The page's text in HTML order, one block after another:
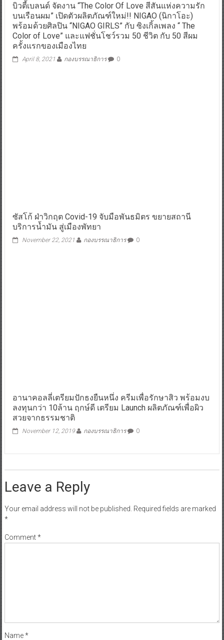
บิวตี้เบลนด์ จัดงาน “The Color Of Love สีสันแห่งความรัก
บนเรือนผม” เปิดตัวผลิตภัณฑ์ใหม่!! NIGAO (นิกาโอะ)
พร้อมด้วยศิลปิน “NIGAO GIRLS” กับ ซิงเกิ้ลเพลง “ The
Color of Love” และแฟชั่นโชว์รวม 50 ชีวิต กับ 50 สีผม
ครั้งแรกของเมืองไทย
April 8, 2021 กองบรรณาธิการ 0
ซัสโก้ ฝ่าวิกฤต Covid-19 จับมือพันธมิตร ขยายสถานี
บริการน้ำมัน สู่เมืองพัทยา
November 22, 2021 กองบรรณาธิการ 0
อานาคอลลี่เตรียมปักธงยืนหนึ่ง ครีมเพื่อรักษาสิว พร้อมงบ
ลงทุนกว่า 10ล้าน ฤกษ์ดี เตรียม Launch ผลิตภัณฑ์เพื่อผิว
สวยจากธรรมชาติ
November 12, 2019 กองบรรณาธิการ 0
Leave a Reply
Your email address will not be published. Required fields are marked
*
Comment*
Name*